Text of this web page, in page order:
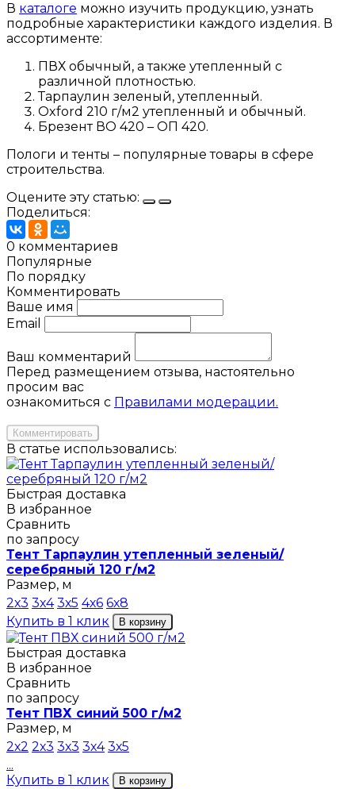
В каталоге можно изучить продукцию, узнать
подробные характеристики каждого изделия. В
ассортименте:
ПВХ обычный, а также утепленный с
различной плотностью.
Тарпаулин зеленый, утепленный.
Oxford 210 г/м2 утепленный и обычный.
Брезент ВО 420 – ОП 420.
Пологи и тенты – популярные товары в сфере
строительства.
Оцените эту статью:
Поделиться:
0 комментариев
Популярные
По порядку
Комментировать
Ваше имя
Email
Ваш комментарий
Перед размещением отзыва, настоятельно
просим вас
ознакомиться с Правилами модерации.
Комментировать
В статье использовались:
Быстрая доставка
В избранное
Сравнить
по запросу
Тент Тарпаулин утепленный зеленый/
серебряный 120 г/м2
Размер, м
2х3 3х4 3х5 4х6 6х8
Купить в 1 клик
В корзину
Быстрая доставка
В избранное
Сравнить
по запросу
Тент ПВХ синий 500 г/м2
Размер, м
2х2 2х3 3х3 3х4 3х5
...
Купить в 1 клик
В корзину